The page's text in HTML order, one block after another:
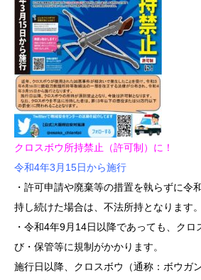
クロスボウ所持禁止（許可制）に！
令和4年3月15日から施行
・許可申請や廃棄等の措置を執らずに令
持し続けた場合は、不法所持となります。
・令和4年9月14日以降であっても、クロ
び・保管等に規制がかかります。
施行日以降、クロスボウ（通称：ボウガ